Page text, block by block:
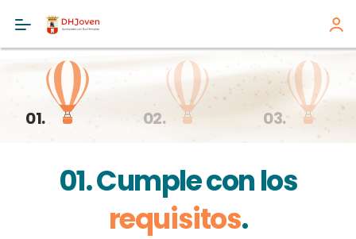
01. 02. 03.
01. Cumple con los
requisitos.